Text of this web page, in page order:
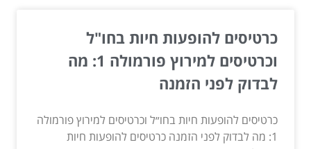
כרטיסים להופעות חיות בחו"ל
וכרטיסים למירוץ פורמולה 1: מה
לבדוק לפני הזמנה
כרטיסים להופעות חיות בחו״ל וכרטיסים למירוץ פורמולה
1: מה לבדוק לפני הזמנה כרטיסים להופעות חיות